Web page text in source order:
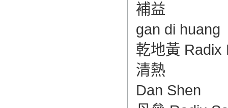
補益
gan di huang
乾地黃 Radix
清熱
Dan Shen